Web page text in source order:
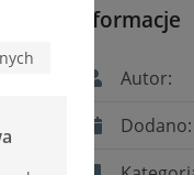
Informacje
Autor:
Dodano: